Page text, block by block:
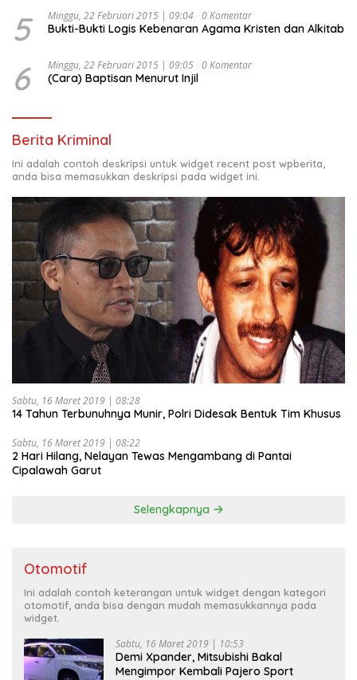
5 Minggu, 22 Februari 2015 | 09:04 0 Komentar
Bukti-Bukti Logis Kebenaran Agama Kristen dan Alkitab
6 Minggu, 22 Februari 2015 | 09:05 0 Komentar
(Cara) Baptisan Menurut Injil
Berita Kriminal
Ini adalah contoh deskripsi untuk widget recent post wpberita,
anda bisa memasukkan deskripsi pada widget ini.
Sabtu, 16 Maret 2019 | 08:28
14 Tahun Terbunuhnya Munir, Polri Didesak Bentuk Tim Khusus
Sabtu, 16 Maret 2019 | 08:22
2 Hari Hilang, Nelayan Tewas Mengambang di Pantai
Cipalawah Garut
Selengkapnya
Otomotif
Ini adalah contoh keterangan untuk widget dengan kategori
otomotif, anda bisa dengan mudah memasukkannya pada
widget.
Sabtu, 16 Maret 2019 | 10:53
Demi Xpander, Mitsubishi Bakal
Mengimpor Kembali Pajero Sport